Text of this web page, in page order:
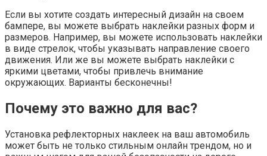
Если вы хотите создать интересный дизайн на своем
бампере, вы можете выбрать наклейки разных форм и
размеров. Например, вы можете использовать наклейки
в виде стрелок, чтобы указывать направление своего
движения. Или же вы можете выбрать наклейки с
яркими цветами, чтобы привлечь внимание
окружающих. Варианты бесконечны!
Почему это важно для вас?
Установка рефлекторных наклеек на ваш автомобиль
может быть не только стильным онлайн трендом, но и